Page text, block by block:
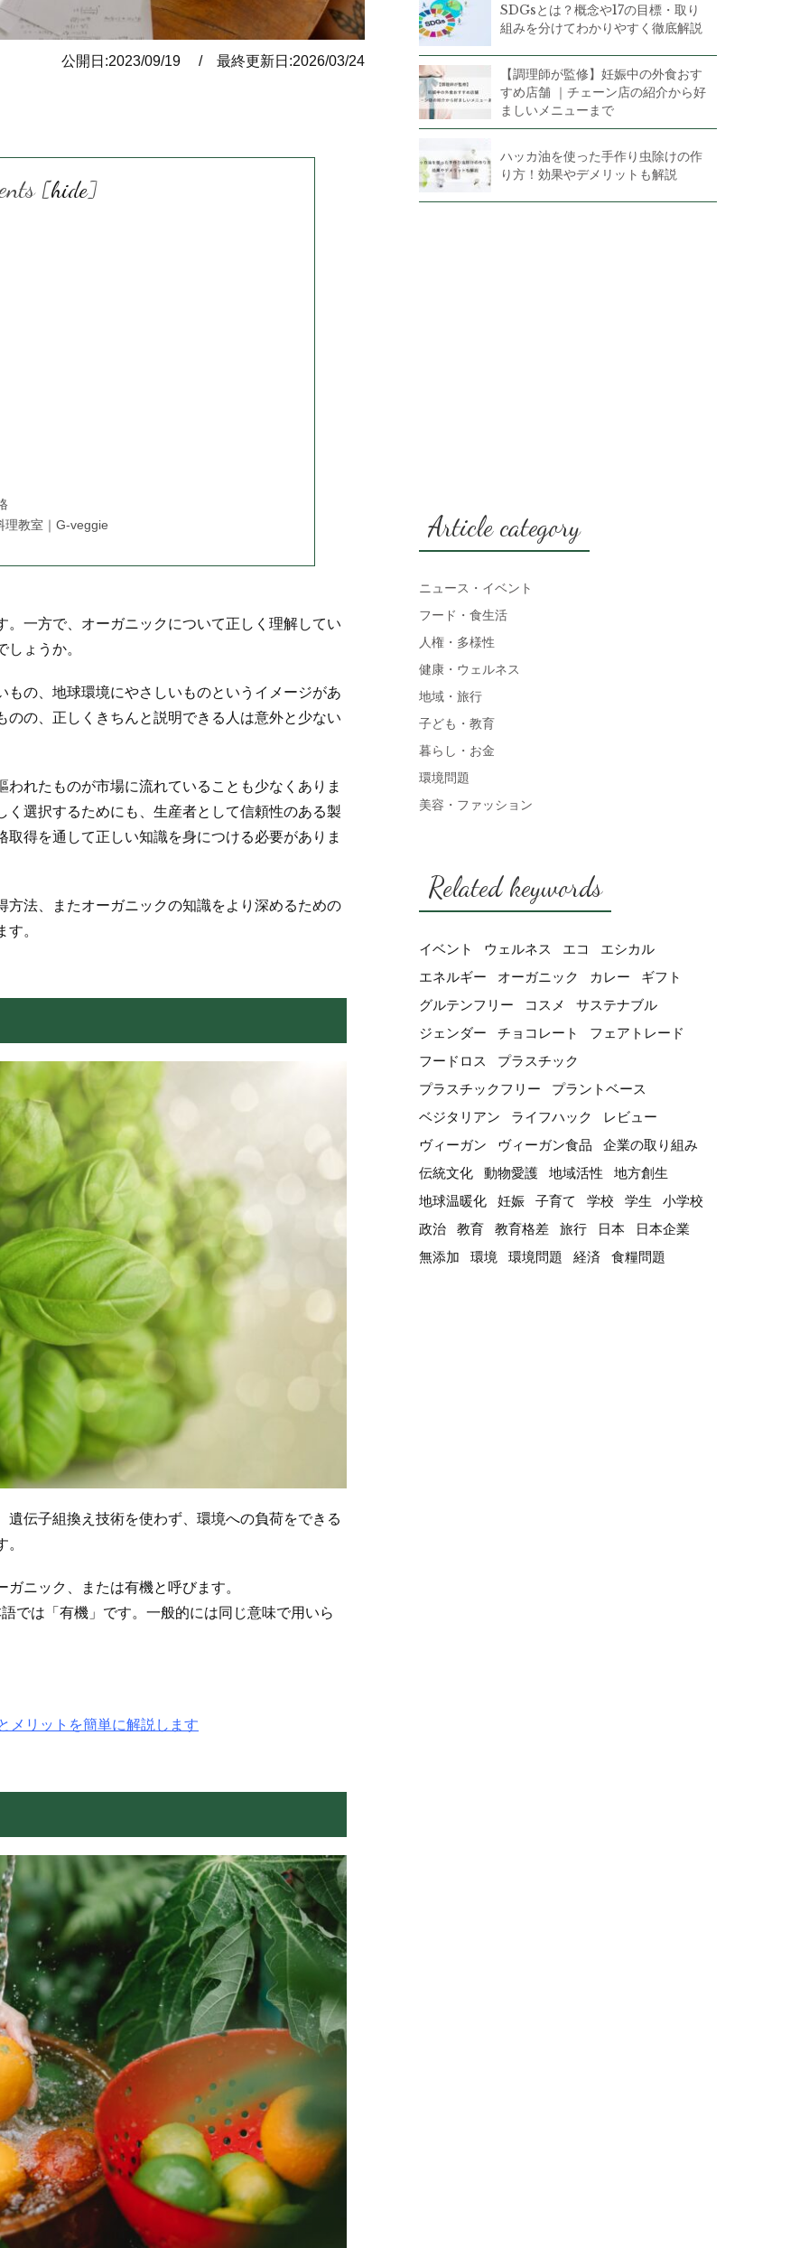
公開日:2023/09/19 / 最終更新日:2026/03/24
[hide]
理教室｜G-veggie
一方で、オーガニックについて正しく理解してい
ょうか。
の、地球環境にやさしいものというイメージがあ
の、正しくきちんと説明できる人は意外と少ない
れたものが市場に流れていることも少なくありま
選択するためにも、生産者として信頼性のある製
得を通して正しい知識を身につける必要がありま
法、またオーガニックの知識をより深めるための
。
伝子組換え技術を使わず、環境への負荷をできる
ニック、または有機と呼びます。
では「有機」です。一般的には同じ意味で用いら
メリットを簡単に解説します
SDGsとは？概念や17の目標・取り
組みを分けてわかりやすく徹底解説
【調理師が監修】妊娠中の外食おす
すめ店舗 ｜チェーン店の紹介から好
ましいメニューまで
ハッカ油を使った手作り虫除けの作
り方！効果やデメリットも解説
Article category
ニュース・イベント
フード・食生活
人権・多様性
健康・ウェルネス
地域・旅行
子ども・教育
暮らし・お金
環境問題
美容・ファッション
Related keywords
イベント ウェルネス エコ
エシカル
エネルギー
オーガニック カレー
ギフト
グルテンフリー
コスメ
サステナブル
ジェンダー
チョコレート
フェアトレード
フードロス
プラスチック
プラスチックフリー
プラントベース
ベジタリアン
ライフハック
レビュー
ヴィーガン
ヴィーガン食品
企業の取り組み
伝統文化
動物愛護 地域活性
地方創生
地球温暖化
妊娠 子育て 学校 学生
小学校
政治
教育 教育格差 旅行 日本
日本企業
無添加
環境 環境問題 経済 食糧問題